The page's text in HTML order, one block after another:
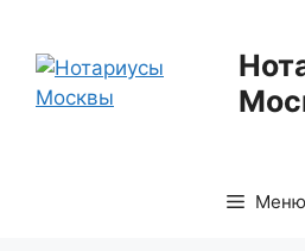
содержимому
Меню